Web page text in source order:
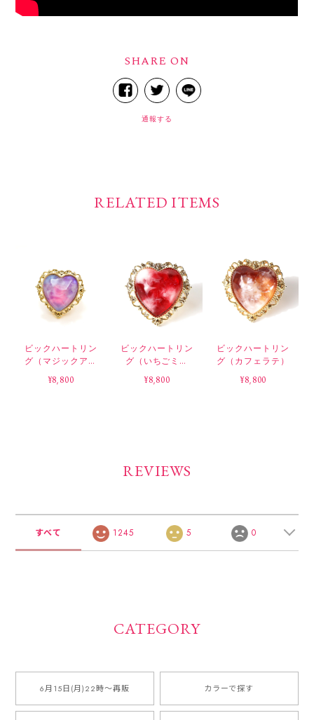
SHARE ON
通報する
RELATED ITEMS
ビックハートリン
グ（マジックアワ
ー）
¥8,800
ビックハートリン
グ（いちごミル
ク）
¥8,800
ビックハートリン
グ（カフェラテ）
¥8,800
REVIEWS
すべて 1245 5 0
CATEGORY
6月15日(月)22時〜再販 カラーで探す